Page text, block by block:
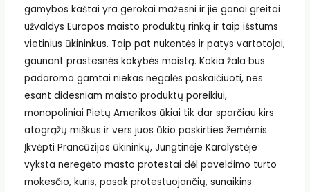
gamybos kaštai yra gerokai mažesni ir jie ganai greitai
užvaldys Europos maisto produktų rinką ir taip išstums
vietinius ūkininkus. Taip pat nukentės ir patys vartotojai,
gaunant prastesnės kokybės maistą. Kokia žala bus
padaroma gamtai niekas negalės paskaičiuoti, nes
esant didesniam maisto produktų poreikiui,
monopoliniai Pietų Amerikos ūkiai tik dar sparčiau kirs
atogrąžų miškus ir vers juos ūkio paskirties žemėmis.
Įkvėpti Prancūzijos ūkininkų, Jungtinėje Karalystėje
vyksta neregėto masto protestai dėl paveldimo turto
mokesčio, kuris, pasak protestuojančių, sunaikins